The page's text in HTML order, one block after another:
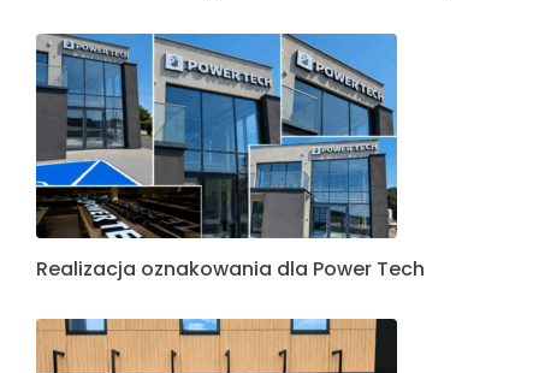
Realizacja oznakowania dla Power Tech